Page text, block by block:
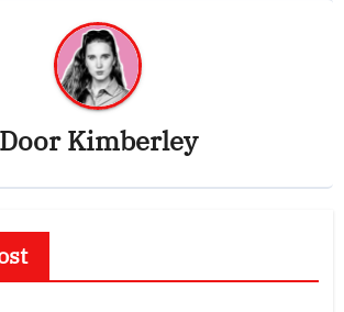
DoorKimberley